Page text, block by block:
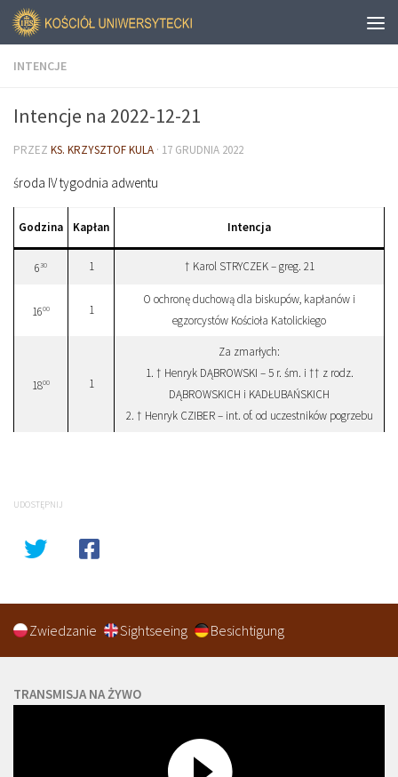
INTENCJE
Intencje na 2022-12-21
PRZEZ KS. KRZYSZTOF KULA · 17 GRUDNIA 2022
środa IV tygodnia adwentu
Godzina Kapłan Intencja
630 1 † Karol STRYCZEK – greg. 21
1600 1
O ochronę duchową dla biskupów, kapłanów i
egzorcystów Kościoła Katolickiego
1800 1
Za zmarłych:
1. † Henryk DĄBROWSKI – 5 r. śm. i †† z rodz.
DĄBROWSKICH i KADŁUBAŃSKICH
2. † Henryk CZIBER – int. of. od uczestników pogrzebu
UDOSTĘPNIJ
Zwiedzanie Sightseeing Besichtigung
TRANSMISJA NA ŻYWO